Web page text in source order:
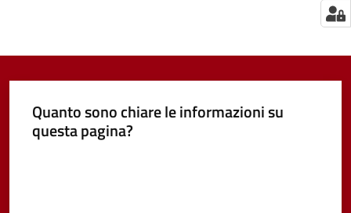
Quanto sono chiare le informazioni su
questa pagina?